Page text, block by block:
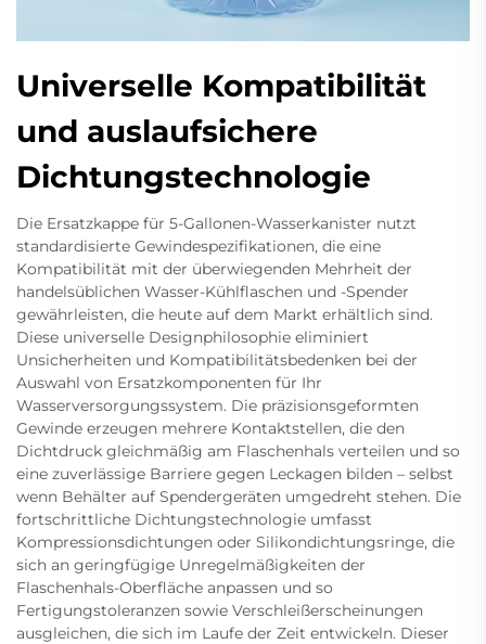
Universelle Kompatibilität
und auslaufsichere
Dichtungstechnologie
Die Ersatzkappe für 5-Gallonen-Wasserkanister nutzt
standardisierte Gewindespezifikationen, die eine
Kompatibilität mit der überwiegenden Mehrheit der
handelsüblichen Wasser-Kühlflaschen und -Spender
gewährleisten, die heute auf dem Markt erhältlich sind.
Diese universelle Designphilosophie eliminiert
Unsicherheiten und Kompatibilitätsbedenken bei der
Auswahl von Ersatzkomponenten für Ihr
Wasserversorgungssystem. Die präzisionsgeformten
Gewinde erzeugen mehrere Kontaktstellen, die den
Dichtdruck gleichmäßig am Flaschenhals verteilen und so
eine zuverlässige Barriere gegen Leckagen bilden – selbst
wenn Behälter auf Spendergeräten umgedreht stehen. Die
fortschrittliche Dichtungstechnologie umfasst
Kompressionsdichtungen oder Silikondichtungsringe, die
sich an geringfügige Unregelmäßigkeiten der
Flaschenhals-Oberfläche anpassen und so
Fertigungstoleranzen sowie Verschleißerscheinungen
ausgleichen, die sich im Laufe der Zeit entwickeln. Dieser